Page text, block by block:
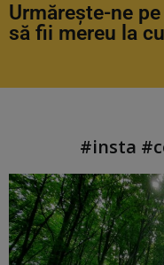
Urmărește-ne
să fii mereu la
#insta